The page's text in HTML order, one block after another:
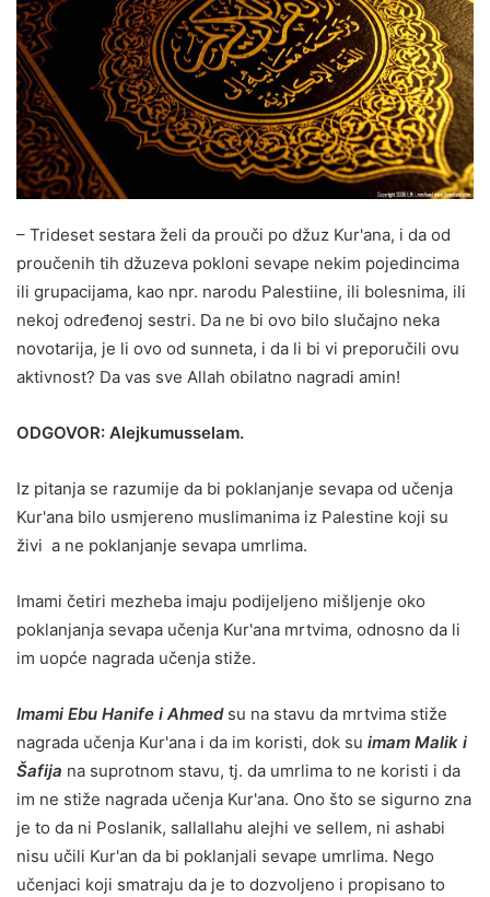
– Trideset sestara želi da prouči po džuz Kur'ana, i da od
proučenih tih džuzeva pokloni sevape nekim pojedincima
ili grupacijama, kao npr. narodu Palestiine, ili bolesnima, ili
nekoj određenoj sestri. Da ne bi ovo bilo slučajno neka
novotarija, je li ovo od sunneta, i da li bi vi preporučili ovu
aktivnost? Da vas sve Allah obilatno nagradi amin!
ODGOVOR: Alejkumusselam.
Iz pitanja se razumije da bi poklanjanje sevapa od učenja
Kur'ana bilo usmjereno muslimanima iz Palestine koji su
živi a ne poklanjanje sevapa umrlima.
Imami četiri mezheba imaju podijeljeno mišljenje oko
poklanjanja sevapa učenja Kur'ana mrtvima, odnosno da li
im uopće nagrada učenja stiže.
Imami Ebu Hanife i Ahmedsu na stavu da mrtvima stiže
nagrada učenja Kur'ana i da im koristi, dok su imam Malik i
Šafija na suprotnom stavu, tj. da umrlima to ne koristi i da
im ne stiže nagrada učenja Kur'ana. Ono što se sigurno zna
je to da ni Poslanik, sallallahu alejhi ve sellem, ni ashabi
nisu učili Kur'an da bi poklanjali sevape umrlima. Nego
učenjaci koji smatraju da je to dozvoljeno i propisano to